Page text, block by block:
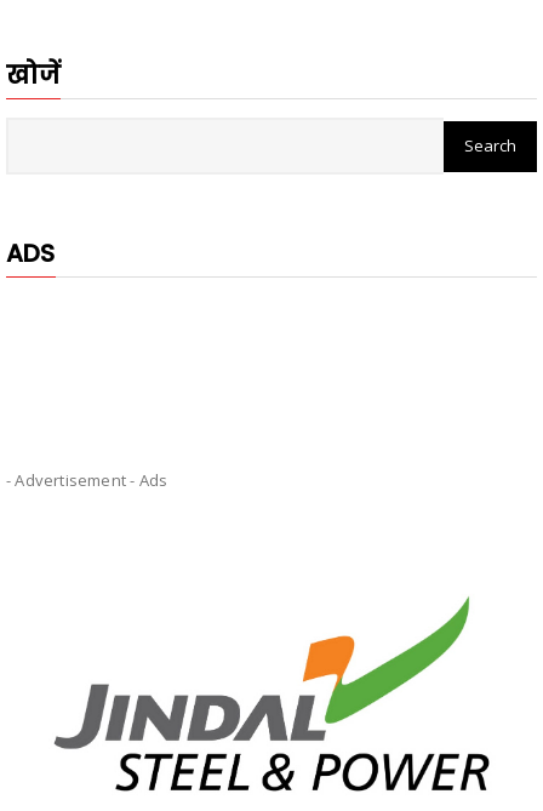
खोजें
ADS
- Advertisement - Ads